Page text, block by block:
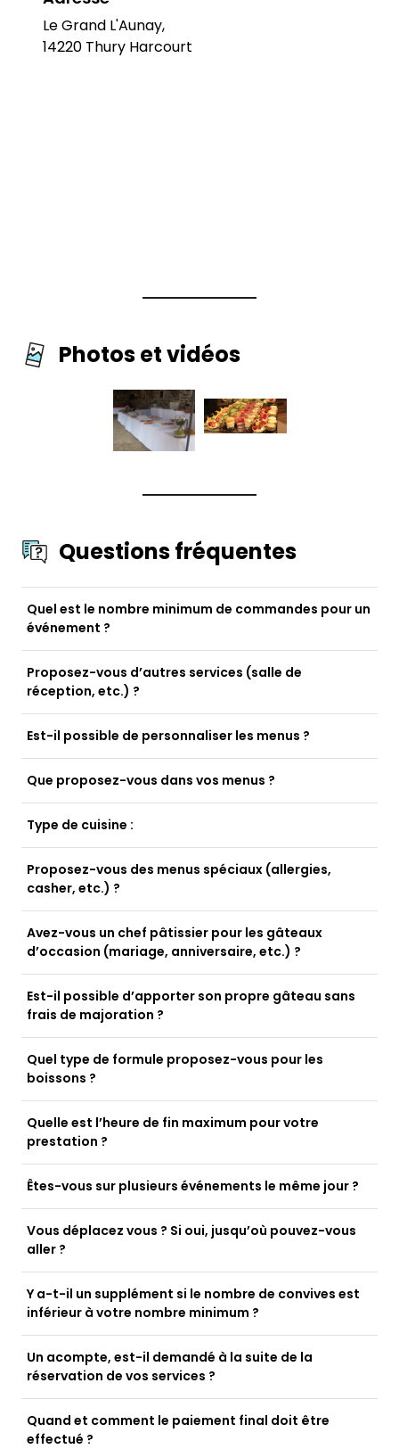
Le Grand L'Aunay,
14220 Thury Harcourt
Photos et vidéos
Questions fréquentes
Quel est le nombre minimum de commandes pour un
événement ?
Proposez-vous d’autres services (salle de
réception, etc.) ?
Est-il possible de personnaliser les menus ?
Que proposez-vous dans vos menus ?
Type de cuisine :
Proposez-vous des menus spéciaux (allergies,
casher, etc.) ?
Avez-vous un chef pâtissier pour les gâteaux
d’occasion (mariage, anniversaire, etc.) ?
Est-il possible d’apporter son propre gâteau sans
frais de majoration ?
Quel type de formule proposez-vous pour les
boissons ?
Quelle est l’heure de fin maximum pour votre
prestation ?
Êtes-vous sur plusieurs événements le même jour ?
Vous déplacez vous ? Si oui, jusqu’où pouvez-vous
aller ?
Y a-t-il un supplément si le nombre de convives est
inférieur à votre nombre minimum ?
Un acompte, est-il demandé à la suite de la
réservation de vos services ?
Quand et comment le paiement final doit être
effectué ?